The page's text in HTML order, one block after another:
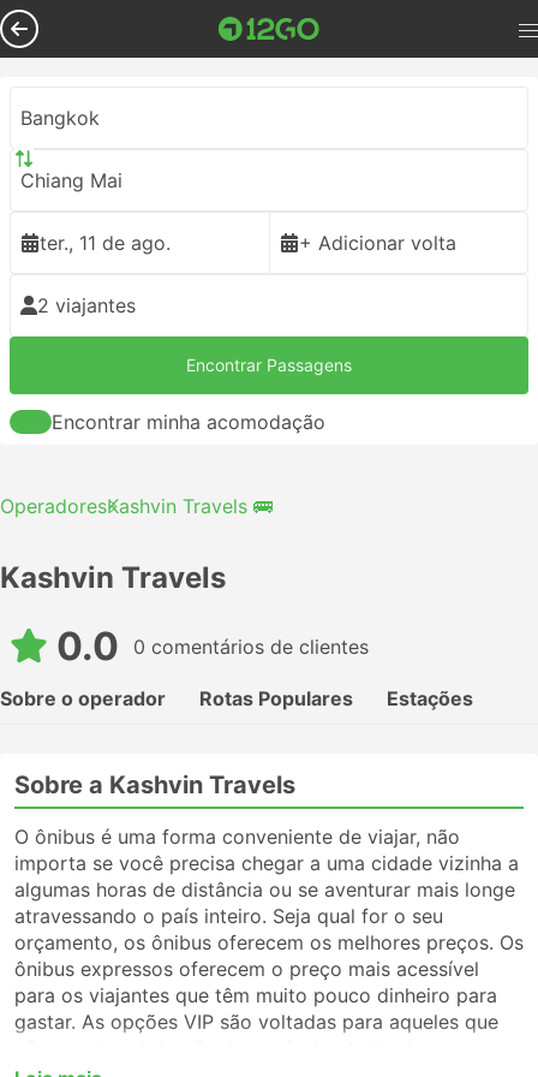
Bangkok
Chiang Mai
ter., 11 de ago. + Adicionar volta
2 viajantes
Encontrar Passagens
Encontrar minha acomodação
OperadoresKashvin Travels 🚌
Kashvin Travels
0.0 0 comentários de clientes
Sobre o operador Rotas Populares Estações
Sobre a Kashvin Travels
O ônibus é uma forma conveniente de viajar, não
importa se você precisa chegar a uma cidade vizinha a
algumas horas de distância ou se aventurar mais longe
atravessando o país inteiro. Seja qual for o seu
orçamento, os ônibus oferecem os melhores preços. Os
ônibus expressos oferecem o preço mais acessível
para os viajantes que têm muito pouco dinheiro para
gastar. As opções VIP são voltadas para aqueles que